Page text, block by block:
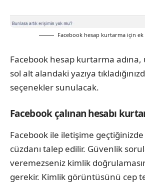
Facebook hesap kurtarma için
Facebook hesap kurtarma
sol alt alandaki yazıya
seçenekler sunulacak.
Facebook çalınan hesabı
Facebook ile iletişime
cüzdanı talep edilir. Güvenlik
veremezseniz kimlik
gerekir. Kimlik görüntüsünü cep